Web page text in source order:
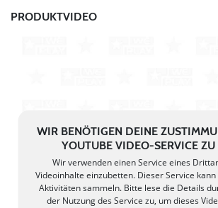
PRODUKTVIDEO
WIR BENÖTIGEN DEINE
YOUTUBE VIDEO-SERVICE ZU
Wir verwenden einen Service eines
Videoinhalte einzubetten. Dieser Service
Aktivitäten sammeln. Bitte lese die Details
der Nutzung des Service zu, um dieses